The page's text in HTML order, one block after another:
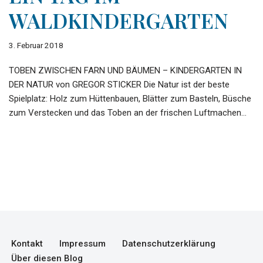
WALDKINDERGARTEN
3. Februar 2018
TOBEN ZWISCHEN FARN UND BÄUMEN – KINDERGARTEN IN
DER NATUR von GREGOR STICKER Die Natur ist der beste
Spielplatz: Holz zum Hüttenbauen, Blätter zum Basteln, Büsche
zum Verstecken und das Toben an der frischen Luftmachen…
Kontakt Impressum
Datenschutzerklärung
Über diesen Blog